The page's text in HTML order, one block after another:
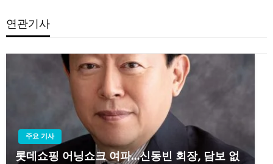
연관기사
주요 기사
롯데쇼핑 어닝쇼크 여파…신동빈 회장, 담보 없